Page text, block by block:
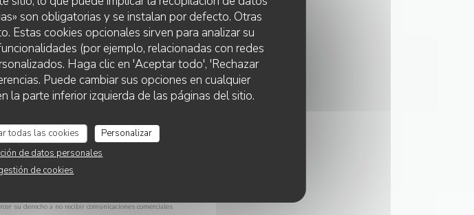
son obligatorias y se instalan por defecto. Otras
Estas cookies opcionales sirven para analizar su
(por ejemplo, relacionadas con redes
Haga clic en 'Aceptar todo', 'Rechazar
Puede cambiar sus opciones en cualquier
la parte inferior izquierda de las páginas del sitio.
todas las cookies
Personalizar
de datos personales
de cookies
su derecho a no recibir comunicaciones comerciales